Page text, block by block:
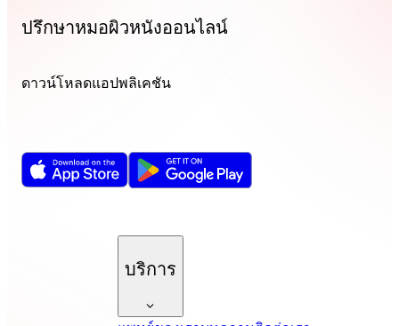
ปรึกษาหมอผิวหนังออนไลน์
ดาวน์โหลดแอปพลิเคชัน
บริการ